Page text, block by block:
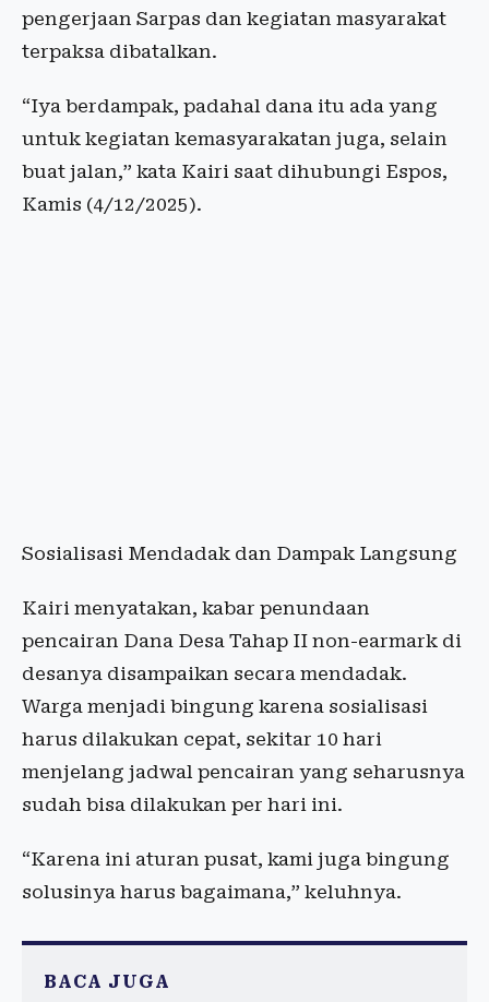
pengerjaan Sarpas dan kegiatan masyarakat
terpaksa dibatalkan.
“Iya berdampak, padahal dana itu ada yang
untuk kegiatan kemasyarakatan juga, selain
buat jalan,” kata Kairi saat dihubungi Espos,
Kamis (4/12/2025).
Sosialisasi Mendadak dan Dampak Langsung
Kairi menyatakan, kabar penundaan
pencairan Dana Desa Tahap II non-earmark di
desanya disampaikan secara mendadak.
Warga menjadi bingung karena sosialisasi
harus dilakukan cepat, sekitar 10 hari
menjelang jadwal pencairan yang seharusnya
sudah bisa dilakukan per hari ini.
“Karena ini aturan pusat, kami juga bingung
solusinya harus bagaimana,” keluhnya.
BACA JUGA